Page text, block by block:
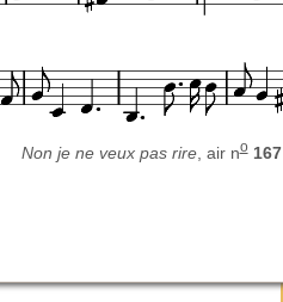
Non je ne veux pas rire, air no 167